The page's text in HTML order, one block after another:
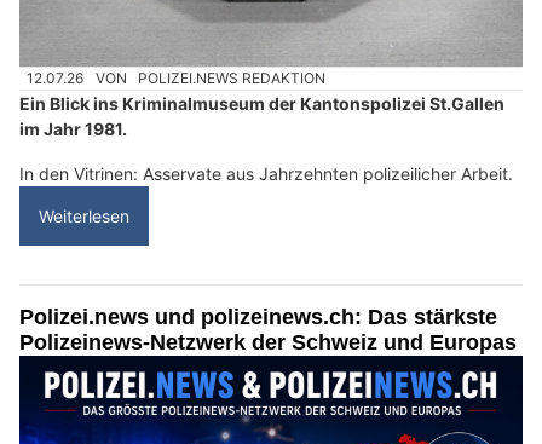
12.07.26 VON POLIZEI.NEWS REDAKTION
Ein Blick ins Kriminalmuseum der Kantonspolizei St.Gallen
im Jahr 1981.
In den Vitrinen: Asservate aus Jahrzehnten polizeilicher Arbeit.
Weiterlesen
Polizei.news und polizeinews.ch: Das stärkste
Polizeinews-Netzwerk der Schweiz und Europas